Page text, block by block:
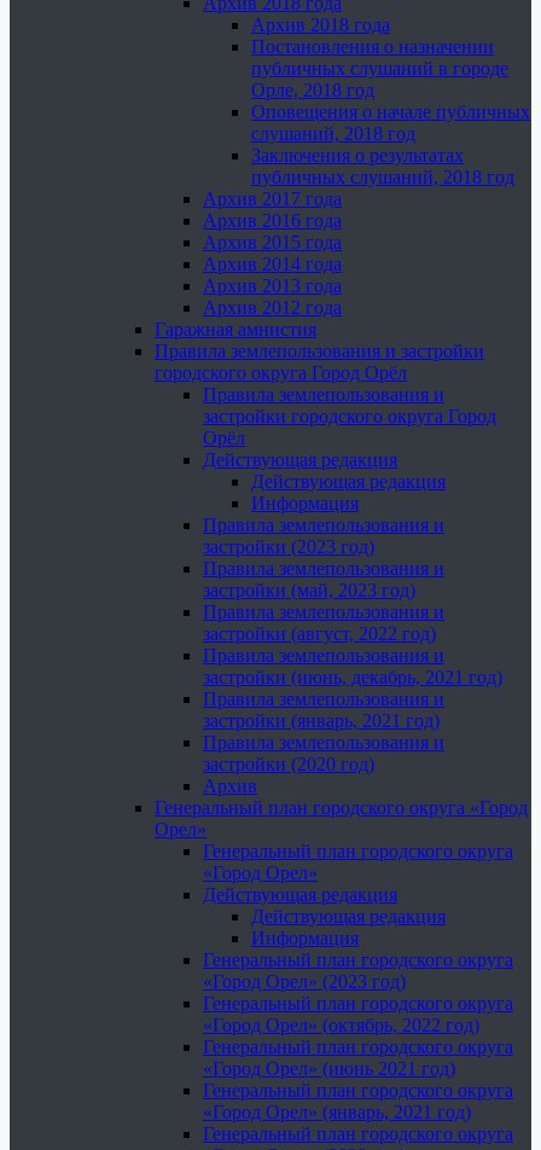
Архив 2018 года
Постановления о назначении
публичных слушаний в городе
Орле, 2018 год
Оповещения о начале публичных
слушаний, 2018 год
Заключения о результатах
публичных слушаний, 2018 год
Архив 2017 года
Архив 2016 года
Архив 2015 года
Архив 2014 года
Архив 2013 года
Архив 2012 года
Гаражная амнистия
Правила землепользования и застройки
городского округа Город Орёл
Правила землепользования и
застройки городского округа Город
Орёл
Действующая редакция
Действующая редакция
Информация
Правила землепользования и
застройки (2023 год)
Правила землепользования и
застройки (май, 2023 год)
Правила землепользования и
застройки (август, 2022 год)
Правила землепользования и
застройки (июнь, декабрь, 2021 год)
Правила землепользования и
застройки (январь, 2021 год)
Правила землепользования и
застройки (2020 год)
Архив
Генеральный план городского округа «Город
Орел»
Генеральный план городского округа
«Город Орел»
Действующая редакция
Действующая редакция
Информация
Генеральный план городского округа
«Город Орел» (2023 год)
Генеральный план городского округа
«Город Орел» (октябрь, 2022 год)
Генеральный план городского округа
«Город Орел» (июнь 2021 год)
Генеральный план городского округа
«Город Орел» (январь, 2021 год)
Генеральный план городского округа